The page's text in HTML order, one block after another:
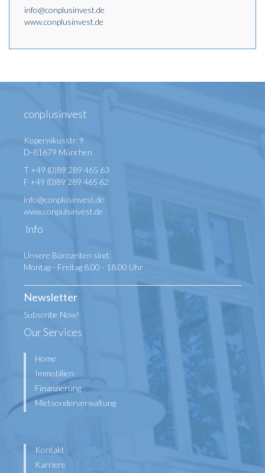
info@conplusinvest.de
www.conplusinvest.de
conplusinvest
Kopernikusstr. 9
D-81679 München
T +49 (0)89 289 465 63
F +49 (0)89 289 465 62
info@conplusinvest.de
www.conpulsinvest.de
Info
Unsere Bürozeiten sind:
Montag - Freitag 8.00 - 18.00 Uhr
Newsletter
Subscribe Now!
Our Services
Home
Immobilien
Finanzierung
Mietsonderverwaltung
Kontakt
Karriere